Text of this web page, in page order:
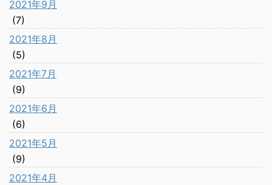
2021年9月
(7)
2021年8月
(5)
2021年7月
(9)
2021年6月
(6)
2021年5月
(9)
2021年4月